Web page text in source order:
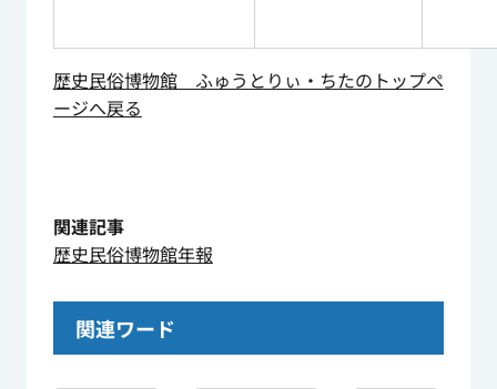
歴史民俗博物館 ふゅうとりぃ・ちたのトップペ
ージへ戻る
関連記事
歴史民俗博物館年報
関連ワード